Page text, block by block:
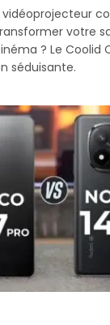
vidéoprojecteur
votre
? Le Coolid
séduisante.